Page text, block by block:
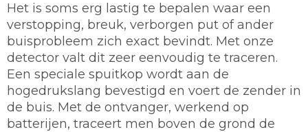
Het is soms erg lastig te bepalen waar een
verstopping, breuk, verborgen put of ander
buisprobleem zich exact bevindt. Met onze
detector valt dit zeer eenvoudig te traceren.
Een speciale spuitkop wordt aan de
hogedrukslang bevestigd en voert de zender in
de buis. Met de ontvanger, werkend op
batterijen, traceert men boven de grond de